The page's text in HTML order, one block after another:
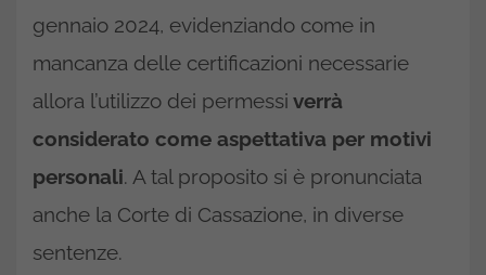
gennaio 2024, evidenziando come in
mancanza delle certificazioni necessarie
allora l’utilizzo dei permessi verrà
considerato come aspettativa per motivi
personali. A tal proposito si è pronunciata
anche la Corte di Cassazione, in diverse
sentenze.